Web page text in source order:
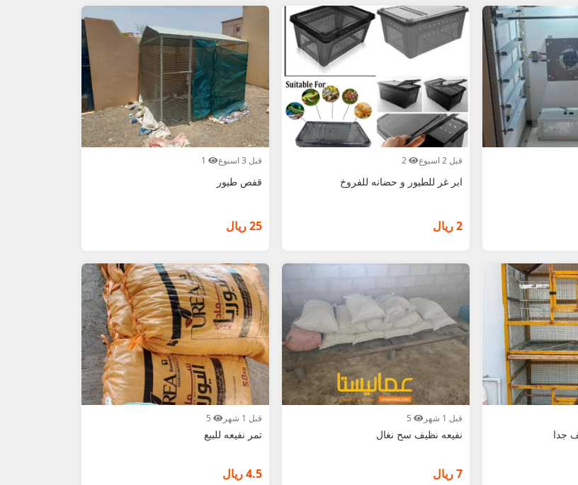
سوق إكسسوارات الحيوانات الأليفة في عُمان الأول.
قبل 2 اسبوع
ابر غر للطيور و حضانه للفروخ
2 ريال
قبل 3 اسبوع
قفص طيور
25 ريال
جدا
قبل 1 شهر
نفيعه نظيف سح نغال
7 ريال
قبل 1 شهر
تمر نفيعه للبيع
4.5 ريال